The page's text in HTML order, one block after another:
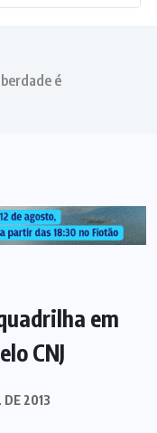
é
em
CNJ
DE 2013